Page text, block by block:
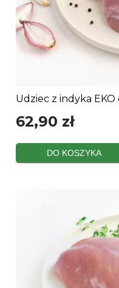
Udziec z indyka EKO
62,90 zł
DO KOSZYKA